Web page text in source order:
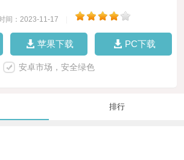
间：2023-11-17
苹果下载 PC下载
安卓市场，安全绿色
排行